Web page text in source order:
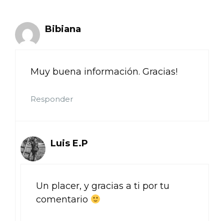
Bibiana
Muy buena información. Gracias!
Responder
Luis E.P
Un placer, y gracias a ti por tu
comentario